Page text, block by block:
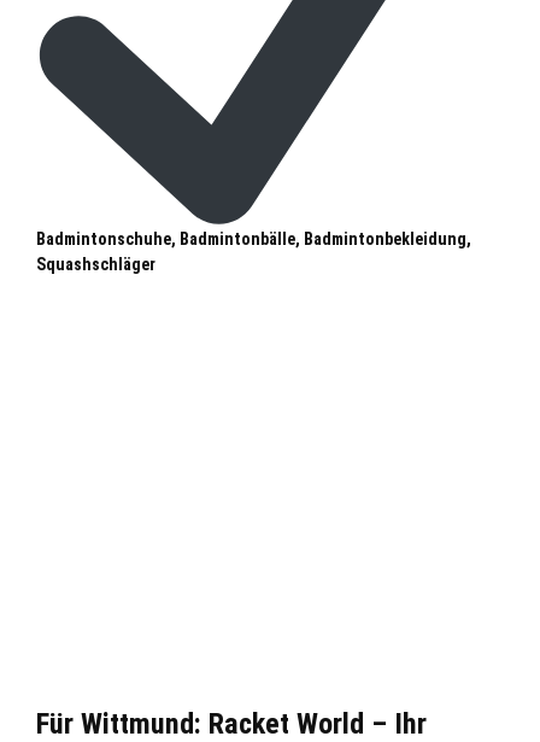
Badmintonschuhe, Badmintonbälle, Badmintonbekleidung,
Squashschläger
Für Wittmund: Racket World – Ihr